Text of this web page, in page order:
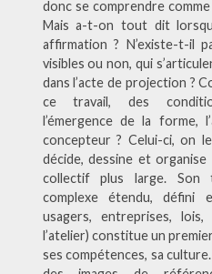
donc se comprendre
Mais a-t-on tout dit
affirmation ? N’existe-t-il
visibles ou non, qui
dans l’acte de projection ?
ce travail, des
l’émergence de la forme,
concepteur ? Celui-ci, on
décide, dessine et organise
collectif plus large. Son
complexe étendu, défini
usagers, entreprises,
l’atelier) constitue un
ses compétences, sa